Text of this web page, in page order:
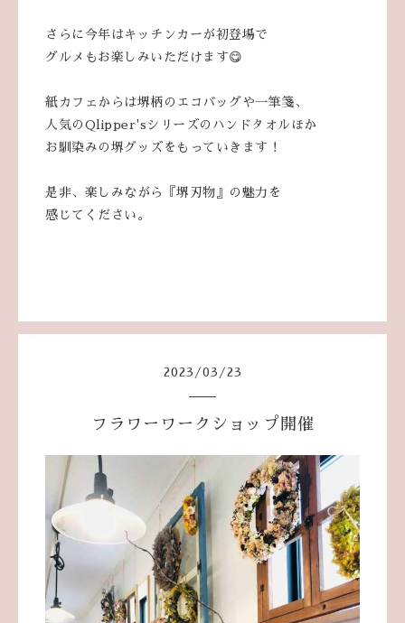
さらに今年はキッチンカーが初登場で
グルメもお楽しみいただけます😋
紙カフェからは堺柄のエコバッグや一筆箋、
人気のQlipper'sシリーズのハンドタオルほか
お馴染みの堺グッズをもっていきます！
是非、楽しみながら『堺刃物』の魅力を
感じてください。
2023 /03 / 23
フラワーワークショップ開催